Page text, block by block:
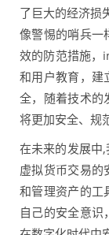
了巨大的经济损
像警惕的哨兵一
效的防范措施，
和用户教育，建
全，随着技术的
将更加安全、规
在未来的发展中
虚拟货币交易的
和管理资产的工
自己的安全意